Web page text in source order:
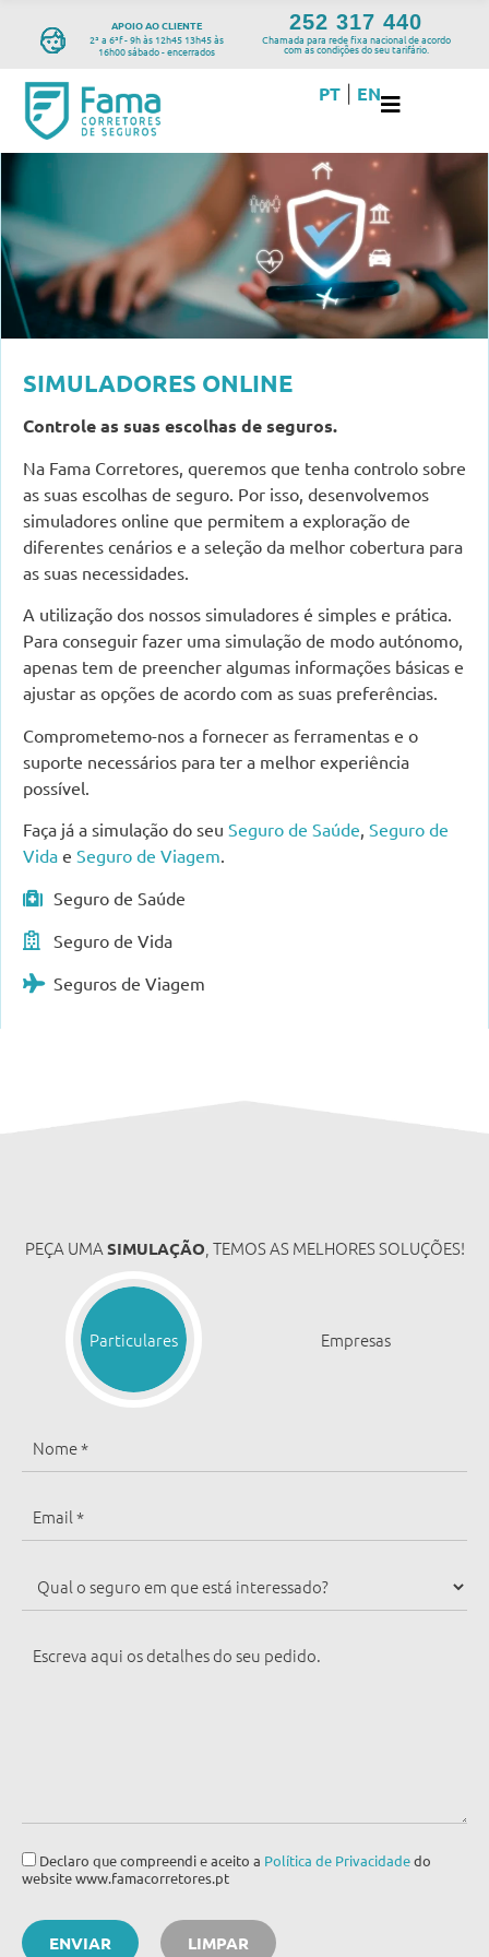
APOIO AO CLIENTE
2ª a 6ªf - 9h às 12h45 13h45 às
16h00 sábado - encerrados
252 317 440
Chamada para rede fixa nacional de acordo
com as condições do seu tarifário.
PT EN
SIMULADORES ONLINE
Controle as suas escolhas de seguros.
Na Fama Corretores, queremos que tenha controlo sobre
as suas escolhas de seguro. Por isso, desenvolvemos
simuladores online que permitem a exploração de
diferentes cenários e a seleção da melhor cobertura para
as suas necessidades.
A utilização dos nossos simuladores é simples e prática.
Para conseguir fazer uma simulação de modo autónomo,
apenas tem de preencher algumas informações básicas e
ajustar as opções de acordo com as suas preferências.
Comprometemo-nos a fornecer as ferramentas e o
suporte necessários para ter a melhor experiência
possível.
Faça já a simulação do seu Seguro de Saúde, Seguro de
Vida e Seguro de Viagem.
Seguro de Saúde
Seguro de Vida
Seguros de Viagem
PEÇA UMA SIMULAÇÃO , TEMOS AS MELHORES SOLUÇÕES!
Particulares Empresas
Declaro que compreendi e aceito a Política de Privacidadedo
website www.famacorretores.pt